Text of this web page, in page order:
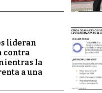
lideran
contra
la
a una